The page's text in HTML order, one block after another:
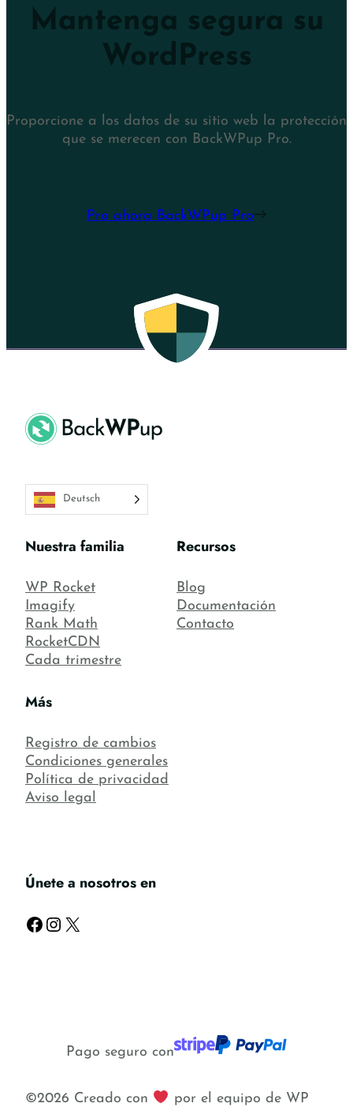
Mantenga segura su
WordPress
Proporcione a los datos de su sitio web la protección
que se merecen con BackWPup Pro.
Pro ahora BackWPup Pro
Deutsch
Nuestra familia
WP Rocket
Imagify
Rank Math
RocketCDN
Cada trimestre
Recursos
Blog
Documentación
Contacto
Más
Registro de cambios
Condiciones generales
Política de privacidad
Aviso legal
Únete a nosotros en
Facebook Instagram X
Pago seguro con
©2026 Creado con
por el equipo de WP